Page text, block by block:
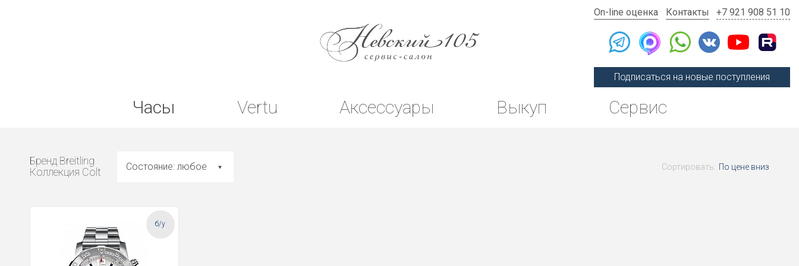
On-line оценка Контакты +7 921 908 51 10
Подписаться на новые поступления
Часы Vertu Аксессуары Выкуп Сервис
Бренд Breitling
Коллекция Colt
Состояние: любое Сортировать: По цене вниз
б/у